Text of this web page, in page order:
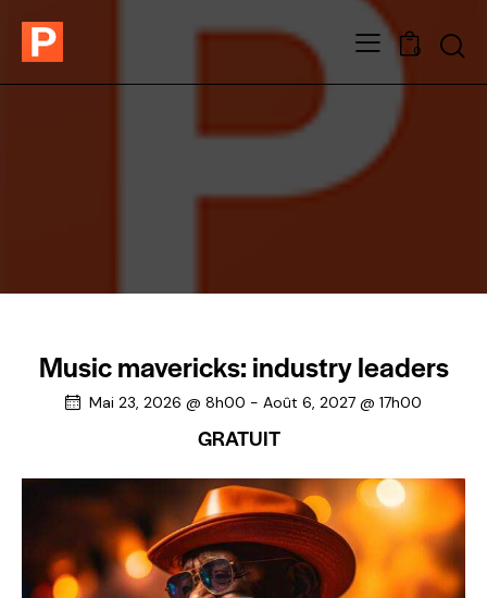
0
Music mavericks: industry leaders
Mai 23, 2026 @ 8h00 - Août 6, 2027 @ 17h00
GRATUIT